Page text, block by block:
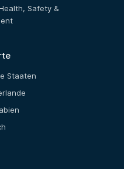
Safety &
Staaten